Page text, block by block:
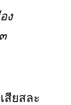
ง
สียสละ